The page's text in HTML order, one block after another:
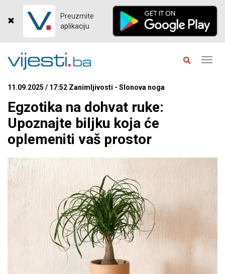
Preuzmite
aplikaciju
11.09.2025 / 17:52 Zanimljivosti - Slonova noga
Egzotika na dohvat ruke:
Upoznajte biljku koja će
oplemeniti vaš prostor